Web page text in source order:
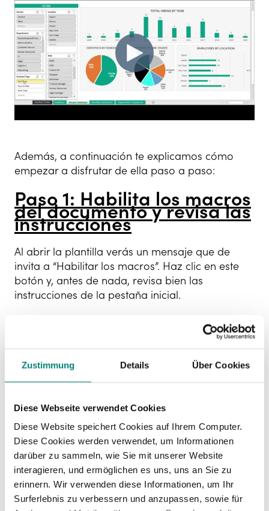
Zustimmung Details Über Cookies
Diese Webseite verwendet Cookies
Diese Website speichert Cookies auf Ihrem Computer.
Diese Cookies werden verwendet, um Informationen
darüber zu sammeln, wie Sie mit unserer Website
interagieren, und ermöglichen es uns, uns an Sie zu
erinnern. Wir verwenden diese Informationen, um Ihr
Surferlebnis zu verbessern und anzupassen, sowie für
Además, a continuación te explicamos cómo
empezar a disfrutar de ella paso a paso:
Paso 1: Habilita los macros
del documento y revisa las
instrucciones
Al abrir la plantilla verás un mensaje que de
invita a “Habilitar los macros”. Haz clic en este
botón y, antes de nada, revisa bien las
instrucciones de la pestaña inicial.
empleados
información que se te requiere en cada una de
entrada, departamento, etc.
Es importante que mantengas la plantilla
actualizada señalando lasentradas y salidas de
empleados . De este modo, obtendrás
información real y de valor para tu empresa.